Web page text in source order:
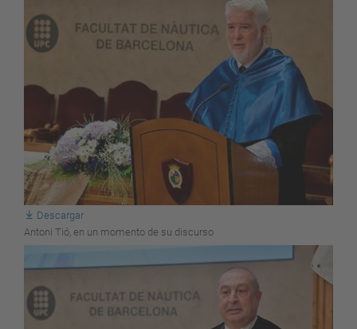
Descargar
Antoni Tió, en un momento de su discurso